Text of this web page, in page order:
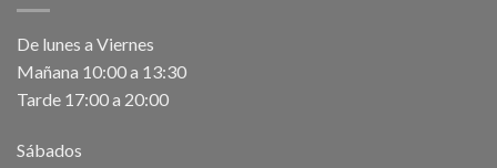
De lunes a Viernes
Mañana 10:00 a 13:30
Tarde 17:00 a 20:00
Sábados